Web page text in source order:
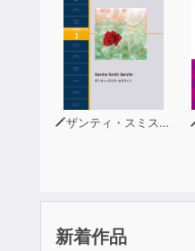
ザンティ・スミス・セラフィン
新着作品